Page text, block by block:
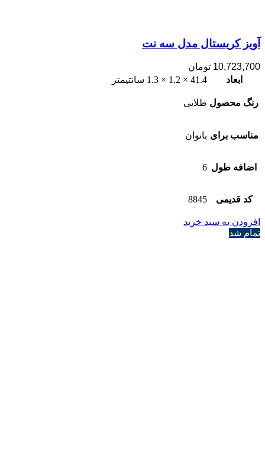
آویز کریستال مدل سه نت
10,723,700 تومان
ابعاد
41.4 × 1.2 × 1.3 سانتیمتر
رنگ محصول طلایی
مناسب برای بانوان
اضافه طول 6
کد قدیمی 8845
افزودن به سبد خرید
تمام شد